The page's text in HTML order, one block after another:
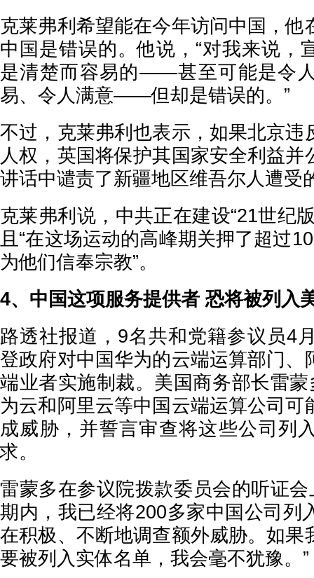
克莱弗利希望能在今年访问中国，他
中国是错误的。他说，“对我来说，
是清楚而容易的——甚至可能是令
易、令人满意——但却是错误的。”
不过，克莱弗利也表示，如果北京违
人权，英国将保护其国家安全利益并
讲话中谴责了新疆地区维吾尔人遭受
克莱弗利说，中共正在建设“21世纪
且“在这场运动的高峰期关押了超过
为他们信奉宗教”。
4、中国这项服务提供者 恐将被列入
路透社报道，9名共和党籍参议员4
登政府对中国华为的云端运算部门、
端业者实施制裁。美国商务部长雷
为云和阿里云等中国云端运算公司可
成威胁，并誓言审查将这些公司列
求。
雷蒙多在参议院拨款委员会的听证
期内，我已经将200多家中国公司列
在积极、不断地调查额外威胁。如果
要被列入实体名单，我会毫不犹豫。”